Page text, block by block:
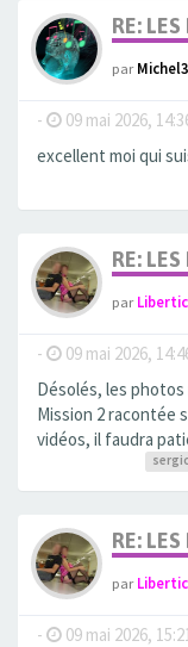
RE:
par
- 09 mai 2026,
excellent moi qui
RE:
par
- 09 mai 2026,
Désolés, les
Mission 2 racontée
vidéos, il faudra
RE:
par
- 09 mai 2026, 15:21